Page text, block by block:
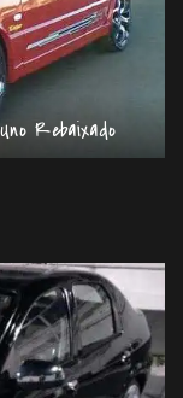
Uno Rebaixado